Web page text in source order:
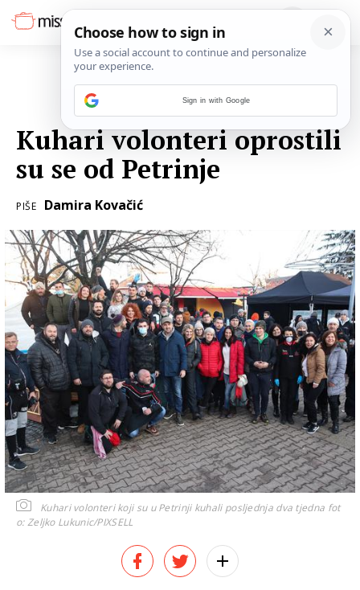
Kuhari volonteri oprostili
su se od Petrinje
PIŠE Damira Kovačić
Kuhari volonteri koji su u Petrinji kuhali posljednja dva tjedna fot
o: Zeljko Lukunic/PIXSELL
Sign in with Google